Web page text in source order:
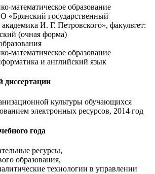
математическое образование
«Брянский государственный
И. Г. Петровского», факультет:
(очная форма)
математическое образование
и английский язык
диссертации
культуры обучающихся
электронных ресурсов, 2014 год
года
ресурсы,
образования,
технологии в управлении